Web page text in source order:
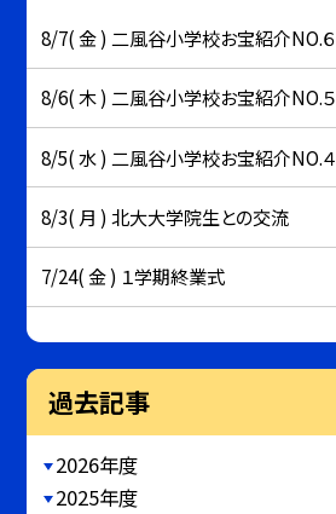
8/7( 金 ) 二風谷小学校お宝紹介NO.６
8/6( 木 ) 二風谷小学校お宝紹介NO.５
8/5( 水 ) 二風谷小学校お宝紹介NO.４
8/3( 月 ) 北大大学院生との交流
7/24( 金 ) １学期終業式
過去記事
2026年度
2025年度